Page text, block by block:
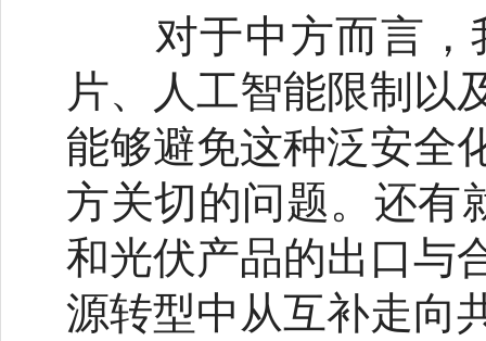
对于中方而言，
片、人工智能限制以
能够避免这种泛安全
方关切的问题。还有
和光伏产品的出口与
源转型中从互补走向